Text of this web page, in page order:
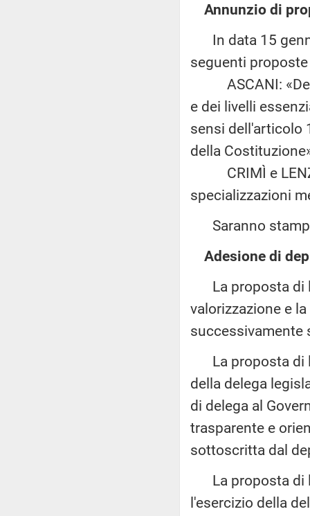
Annunzio di
In data 15
seguenti
ASCANI:
e dei livelli
sensi dell'articolo
della
CRIMÌ e
specializzazioni
Saranno
Adesione di
La proposta di
valorizzazione e
successivamente
La proposta di
della delega
di delega al
trasparente e
sottoscritta dal
La proposta di
l'esercizio della